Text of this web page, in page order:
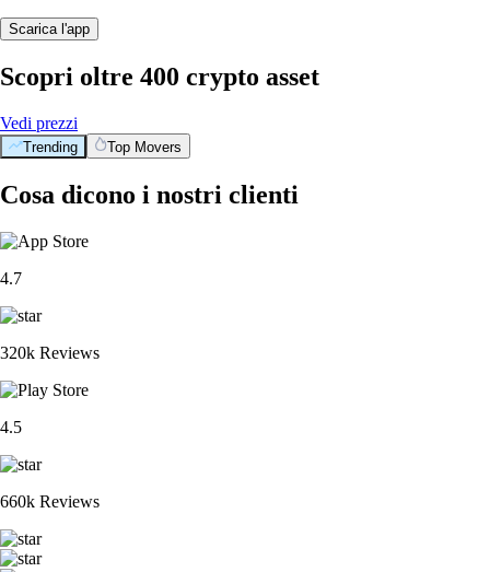
Scarica l'app
Scopri oltre 400 crypto asset
Vedi prezzi
Trending Top Movers
Cosa dicono i nostri clienti
4.7
320k Reviews
4.5
660k Reviews